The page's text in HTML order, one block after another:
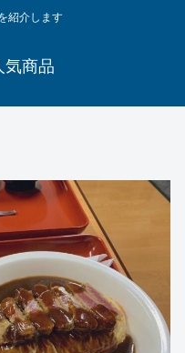
紹介します
気商品